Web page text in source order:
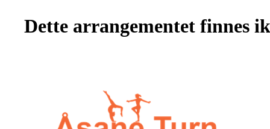
Dette arrangementet finnes